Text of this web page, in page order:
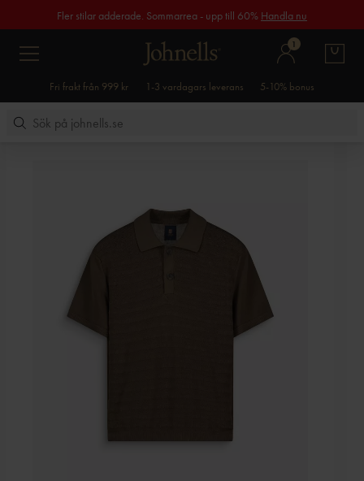
Fler stilar adderade. Sommarrea - upp till 60% Handla nu
1
Fri frakt från 999 kr 1-3 vardagars leverans 5-10% bonus